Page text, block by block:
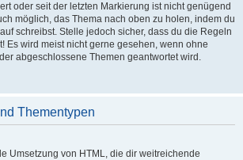
oder seit der letzten Markierung ist nicht genügend
möglich, das Thema nach oben zu holen, indem du
schreibst. Stelle jedoch sicher, dass du die Regeln
Es wird meist nicht gerne gesehen, wenn ohne
abgeschlossene Themen geantwortet wird.
Thementypen
Umsetzung von HTML, die dir weitreichende